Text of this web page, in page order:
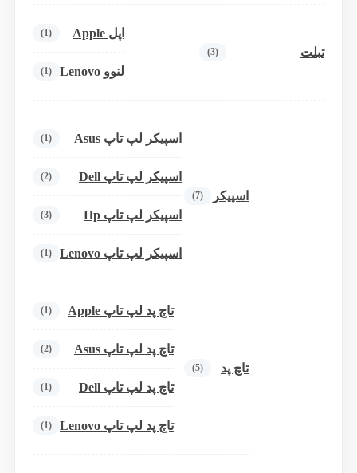
تبلت (3)
اپل Apple (1)
لنوو Lenovo (1)
اسپیکر (7)
اسپیکر لپ تاپ Asus (1)
اسپیکر لپ تاپ Dell (2)
اسپیکر لپ تاپ Hp (3)
اسپیکر لپ تاپ Lenovo (1)
تاچ پد (5)
تاچ پد لپ تاپ Apple (1)
تاچ پد لپ تاپ Asus (2)
تاچ پد لپ تاپ Dell (1)
تاچ پد لپ تاپ Lenovo (1)